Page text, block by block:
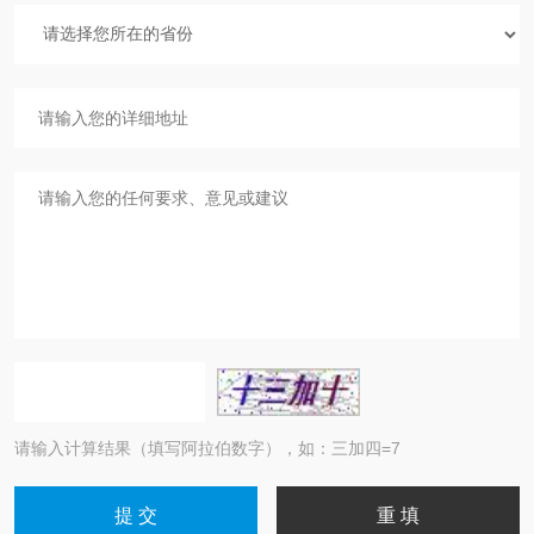
请输入计算结果（填写阿拉伯数字），如：三加四=7